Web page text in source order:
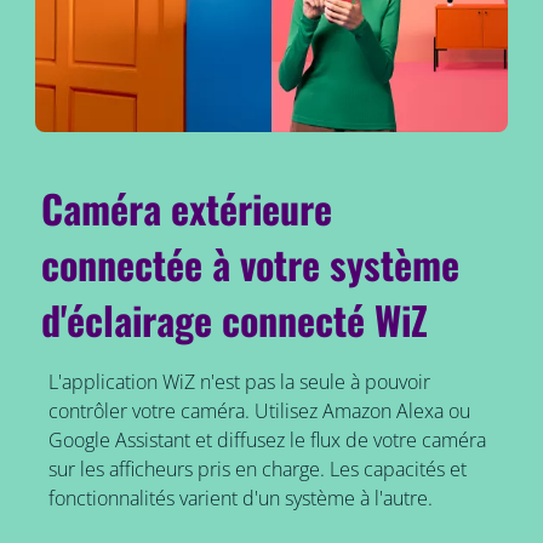
Caméra extérieure
connectée à votre système
d'éclairage connecté WiZ
L'application WiZ n'est pas la seule à pouvoir
contrôler votre caméra. Utilisez Amazon Alexa ou
Google Assistant et diffusez le flux de votre caméra
sur les afficheurs pris en charge. Les capacités et
fonctionnalités varient d'un système à l'autre.